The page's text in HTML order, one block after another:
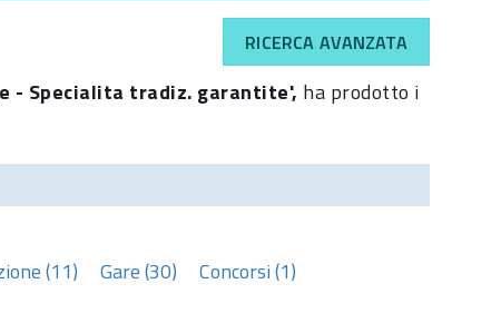
RICERCA AVANZATA
- Specialita tradiz. garantite', ha prodotto i
(11) Gare (30)
Concorsi (1)